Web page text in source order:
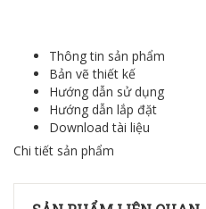
Thông tin sản phẩm
Bản vẽ thiết kế
Hướng dẫn sử dụng
Hướng dẫn lắp đặt
Download tài liệu
Chi tiết sản phẩm